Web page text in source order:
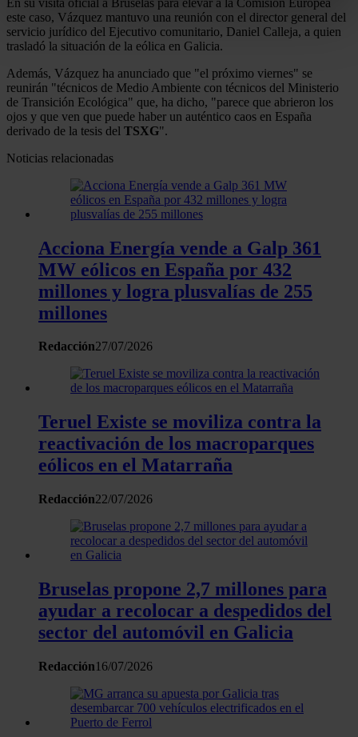
metros
Identificar su dispositivo analizándolo activamente
para buscar características específicas (huellas
digitales)
Obtenga más información sobre cómo se procesan sus
datos personales y establezca sus preferencias en la
sección de datos. Puede cambiar o retirar su
de cookies.
Las cookies de este sitio web se usan para personalizar
el contenido y los anuncios, ofrecer funciones de redes
sociales y analizar el tráfico. Además, compartimos
información sobre el uso que haga del sitio web con
nuestros partners de redes sociales, publicidad y análisis
web, quienes pueden combinarla con otra información
que les haya proporcionado o que hayan recopilado a
partir del uso que haya hecho de sus servicios.
este caso, Vázquez mantuvo una reunión con el director general del
servicio jurídico del Ejecutivo comunitario, Daniel Calleja, a quien
trasladó la situación de la eólica en Galicia.
Además, Vázquez ha anunciado que "el próximo viernes" se
reunirán "técnicos de Medio Ambiente con técnicos del Ministerio
de Transición Ecológica" que, ha dicho, "parece que abrieron los
ojos y que ven que puede haber un auténtico caos en España
derivado de la tesis del TSXG".
Noticias relacionadas
Acciona Energía vende a Galp 361
MW eólicos en España por 432
millones y logra plusvalías de 255
millones
Redacción27/07/2026
Teruel Existe se moviliza contra la
reactivación de los macroparques
eólicos en el Matarraña
Redacción22/07/2026
Bruselas propone 2,7 millones para
ayudar a recolocar a despedidos del
sector del automóvil en Galicia
Redacción16/07/2026